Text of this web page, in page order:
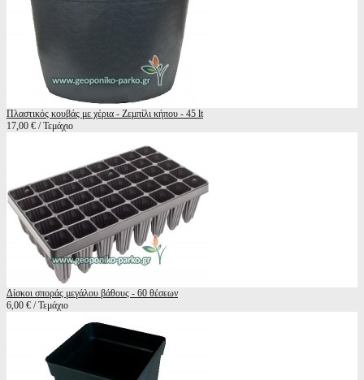
Πλαστικός κουβάς με χέρια - Ζεμπίλι κήπου - 45 lt
17,00 € / Τεμάχιο
Δίσκοι σποράς μεγάλου βάθους - 60 θέσεων
6,00 € / Τεμάχιο